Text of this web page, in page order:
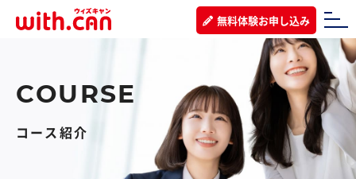
無料体験お申し込み
コース紹介